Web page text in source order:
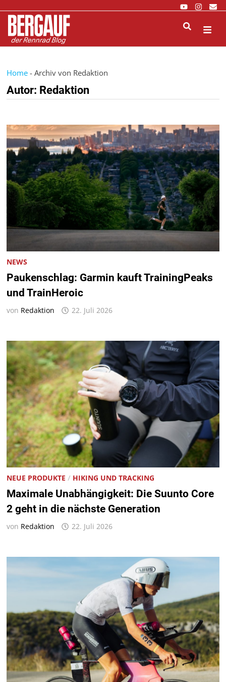
zum
Inhalt
Home -Archiv von Redaktion
Autor: Redaktion
NEWS
Paukenschlag: Garmin kauft TrainingPeaks
und TrainHeroic
von Redaktion 22. Juli 2026
NEUE PRODUKTE / HIKING UND TRACKING
Maximale Unabhängigkeit: Die Suunto Core
2 geht in die nächste Generation
von Redaktion 22. Juli 2026